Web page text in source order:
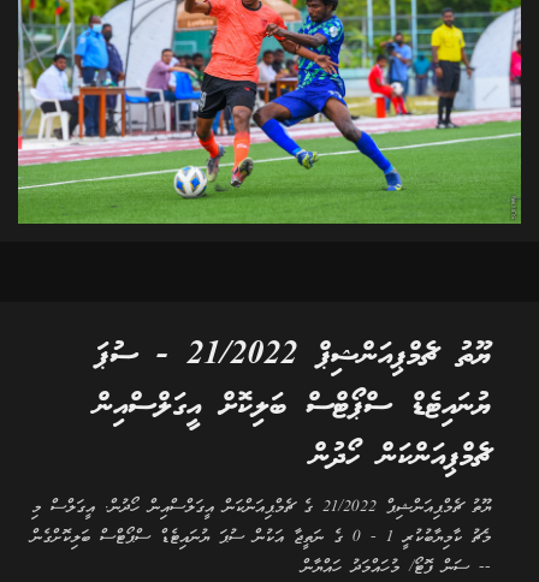
ޔޫތު ޗެމްޕިއަންޝިޕް 21/2022 - ސުޕަ
ޔުނައިޓެޑް ސްޕޯޓްސް ބަލިކޮށް އީގަލްސްއިން
ޗެމްޕިއަންކަން ހޯދުން
ޔޫތު ޗެމްޕިއަންޝިޕް 21/2022 ގެ ޗެމްޕިއަންކަން އީގަލްސްއިން ހޯދުން. އީގަލްސް މި
މެޗު ކާމިޔާބުކުރީ 1 - 0 ގެ ނަތީޖާ އަކުން ސުޕަ ޔުނައިޓެޑް ސްޕޯޓްސް ބަލިކޮށްގެން
-- ސަން ފޮޓޯ/ މުހައްމަދު ހައްޔާން